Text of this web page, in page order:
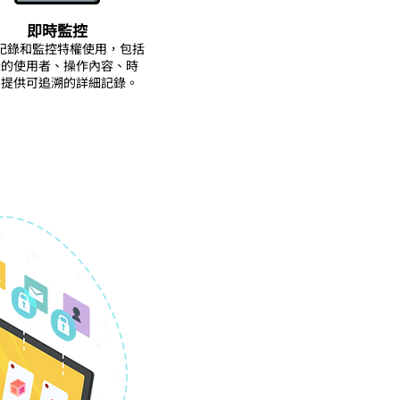
即時監控
錄和監控特權使用，包括
使用者、操作內容、時
供可追溯的詳細記錄。